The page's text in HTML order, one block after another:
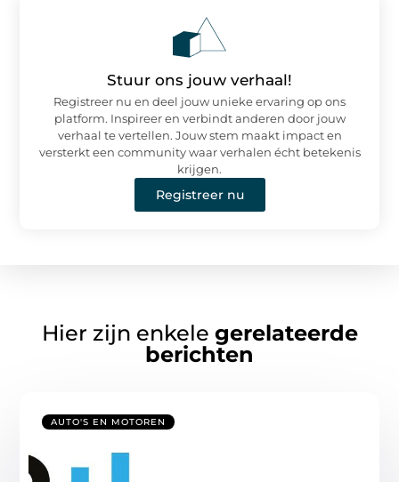
Stuur ons jouw verhaal!
Registreer nu en deel jouw unieke ervaring op ons
platform. Inspireer en verbindt anderen door jouw
verhaal te vertellen. Jouw stem maakt impact en
versterkt een community waar verhalen écht betekenis
krijgen.
Registreer nu
Hier zijn enkele gerelateerde
berichten
AUTO'S EN MOTOREN